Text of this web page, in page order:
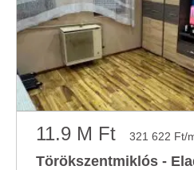
11.9 M Ft 321 622 Ft/
Törökszentmiklós -